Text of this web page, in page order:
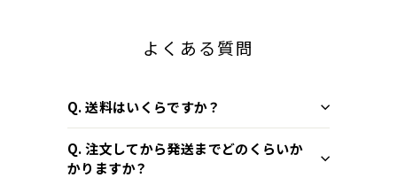
よくある質問
Q. 送料はいくらですか？
Q. 注文してから発送までどのくらいか
かりますか？